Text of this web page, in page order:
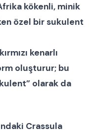
kökenli, minik
özel birsukulent
kenarlı
oluşturur; bu
” olarak da
Crassula